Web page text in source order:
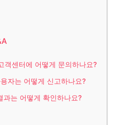
객센터에 어떻게 문의하나요?
자는 어떻게 신고하나요?
과는 어떻게 확인하나요?